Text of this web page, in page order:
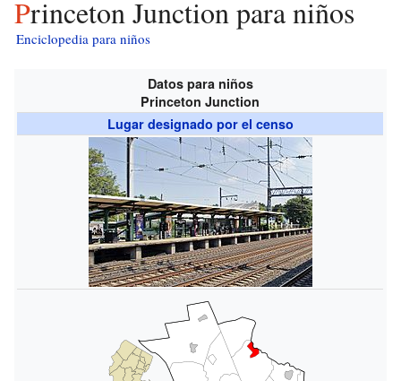
Princeton Junction para niños
Enciclopedia para niños
Datos para niños
Princeton Junction
Lugar designado por el censo